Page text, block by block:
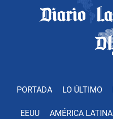
PORTADA LO ÚLTIMO
EEUU AMÉRICA LATINA